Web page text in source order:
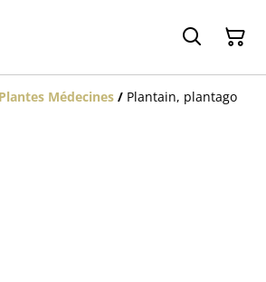
Plantes Médecines / Plantain, plantago